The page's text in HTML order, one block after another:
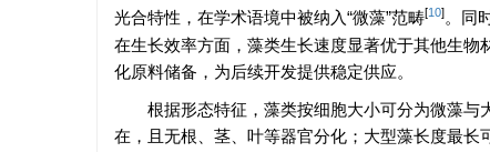
光合特性，在学术语境中被纳入“微藻”范畴[10] 。同
在生长效率方面，藻类生长速度显著优于其他生
化原料储备，为后续开发提供稳定供应。
根据形态特征，藻类按细胞大小可分为微藻
在，且无根、茎、叶等器官分化；大型藻长度最长